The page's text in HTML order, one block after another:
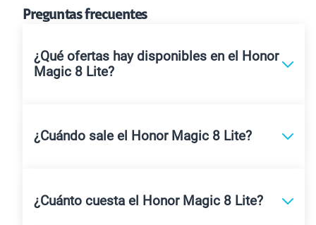
Preguntas frecuentes
¿Qué ofertas hay disponibles en el Honor
Magic 8 Lite?
¿Cuándo sale el Honor Magic 8 Lite?
¿Cuánto cuesta el Honor Magic 8 Lite?